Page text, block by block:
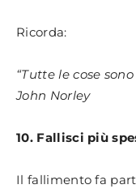
Ricorda:
“Tutte le cose
John Norley
10. Fallisci più
Il fallimento fa